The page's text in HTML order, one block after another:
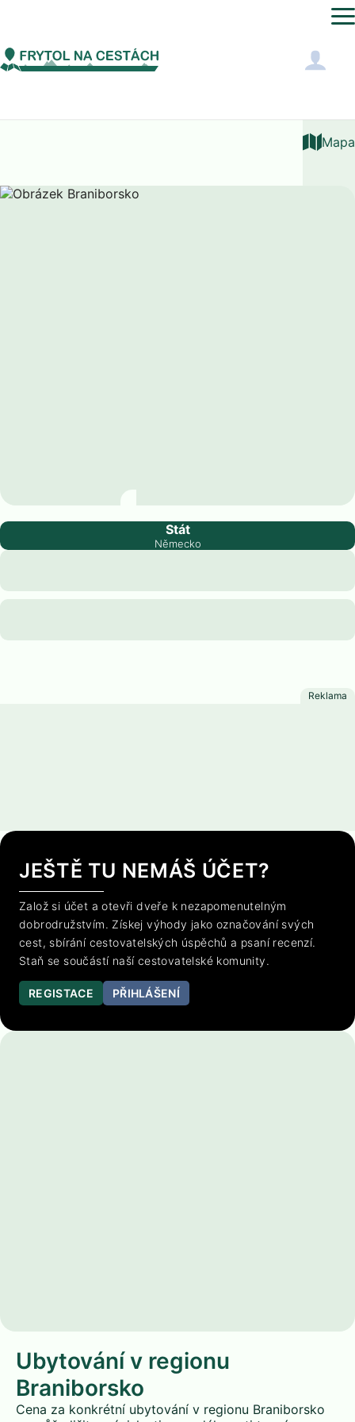
Evropa Německo
Mapa
Braniborsko
Stát
Německo
JEŠTĚ TU NEMÁŠ ÚČET?
Založ si účet a otevři dveře k nezapomenutelným
dobrodružstvím. Získej výhody jako označování svých
cest, sbírání cestovatelských úspěchů a psaní recenzí.
Staň se součástí naší cestovatelské komunity.
REGISTACE PŘIHLÁŠENÍ
Ubytování v regionu
Braniborsko
Cena za konkrétní ubytování v regionu Braniborsko